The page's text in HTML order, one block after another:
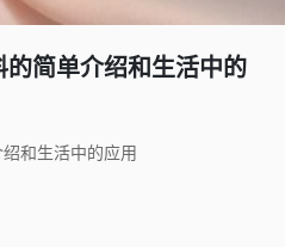
简单介绍和生活中的
和生活中的应用